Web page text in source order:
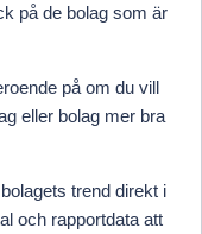
på de bolag som är
på om du vill
eller bolag mer bra
trend direkt i
och rapportdata att